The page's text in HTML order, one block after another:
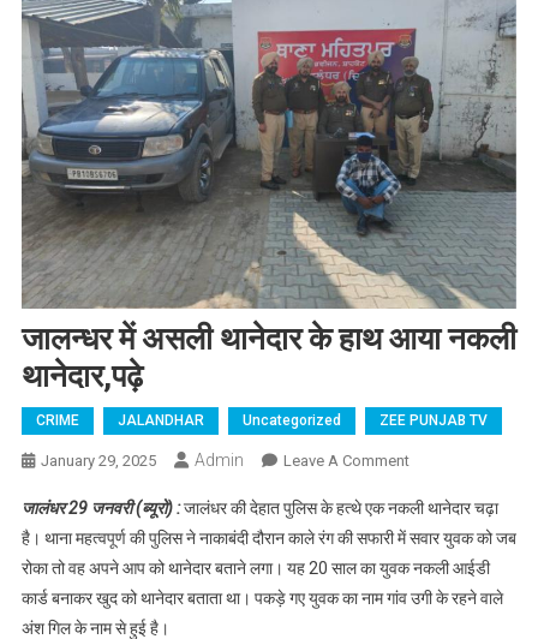
जालन्धर में असली थानेदार के हाथ आया नकली
थानेदार,पढ़े
CRIME JALANDHAR Uncategorized ZEE PUNJAB TV
January 29, 2025 Admin Leave A CommentOn जालन्धर में
हाथ आया नकली
थानेदार,पढ़े
जालंधर 29 जनवरी (ब्यूरो) :जालंधर की देहात पुलिस के हत्थे एक नकली थानेदार चढ़ा
है। थाना महत्वपूर्ण की पुलिस ने नाकाबंदी दौरान काले रंग की सफारी में सवार युवक को जब
रोका तो वह अपने आप को थानेदार बताने लगा। यह 20 साल का युवक नकली आईडी
कार्ड बनाकर खुद को थानेदार बताता था। पकड़े गए युवक का नाम गांव उगी के रहने वाले
अंश गिल के नाम से हुई है।